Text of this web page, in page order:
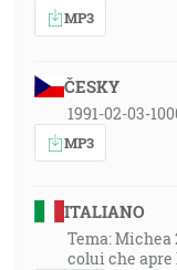
MP3
ČESKY
1991-02-03-
MP3
ITALIANO
Tema: Michea
colui che apre